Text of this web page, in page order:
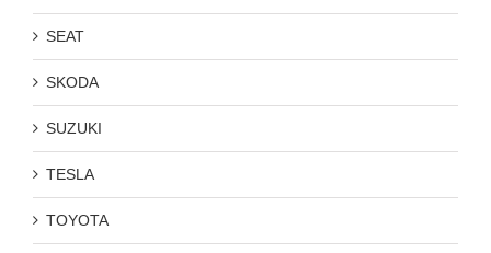
SEAT
SKODA
SUZUKI
TESLA
TOYOTA